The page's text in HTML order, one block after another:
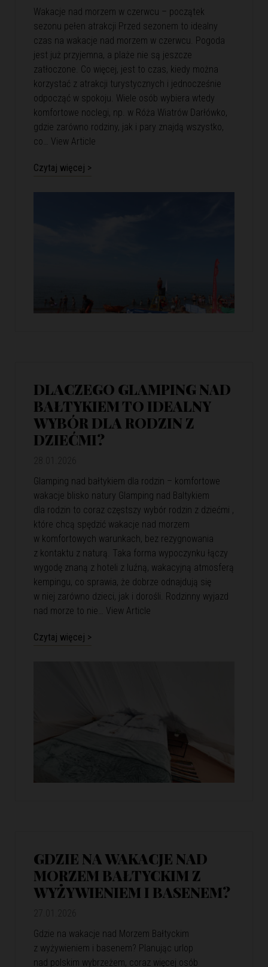
Wakacje nad morzem w czerwcu – początek
sezonu pełen atrakcji Przed sezonem to idealny
czas na wakacje nad morzem w czerwcu. Pogoda
jest już przyjemna, a plaże nie są jeszcze
zatłoczone. Co więcej, jest to czas, kiedy można
korzystać z atrakcji turystycznych i jednocześnie
odpocząć w spokoju. Wiele osób wybiera wtedy
komfortowe noclegi, np. w Róża Wiatrów Darłówko,
gdzie zarówno rodziny, jak i pary znajdą wszystko,
co… View Article
Czytaj więcej >
DLACZEGO GLAMPING NAD
BAŁTYKIEM TO IDEALNY
WYBÓR DLA RODZIN Z
DZIEĆMI?
Glamping nad bałtykiem dla rodzin – komfortowe
wakacje blisko natury Glamping nad Baltykiem
dla rodzin to coraz częstszy wybór rodzin z dziećmi ,
które chcą spędzić wakacje nad morzem
w komfortowych warunkach, bez rezygnowania
z kontaktu z naturą. Taka forma wypoczynku łączy
wygodę znaną z hoteli z luźną, wakacyjną atmosferą
kempingu, co sprawia, że dobrze odnajdują się
w niej zarówno dzieci, jak i dorośli. Rodzinny wyjazd
nad morze to nie… View Article
Czytaj więcej >
GDZIE NA WAKACJE NAD
MORZEM BAŁTYCKIM Z
WYŻYWIENIEM I BASENEM?
Gdzie na wakacje nad Morzem Bałtyckim
z wyżywieniem i basenem? Planując urlop
nad polskim wybrzeżem, coraz więcej osób